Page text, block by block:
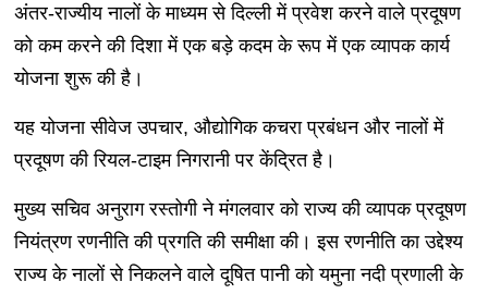
अंतर-राज्यीय नालों के माध्यम से दिल्ली में प्रवेश करने वाले प्रदूषण
को कम करने की दिशा में एक बड़े कदम के रूप में एक व्यापक कार्य
योजना शुरू की है।
यह योजना सीवेज उपचार, औद्योगिक कचरा प्रबंधन और नालों में
प्रदूषण की रियल-टाइम निगरानी पर केंद्रित है।
मुख्य सचिव अनुराग रस्तोगी ने मंगलवार को राज्य की व्यापक प्रदूषण
नियंत्रण रणनीति की प्रगति की समीक्षा की। इस रणनीति का उद्देश्य
राज्य के नालों से निकलने वाले दूषित पानी को यमुना नदी प्रणाली के